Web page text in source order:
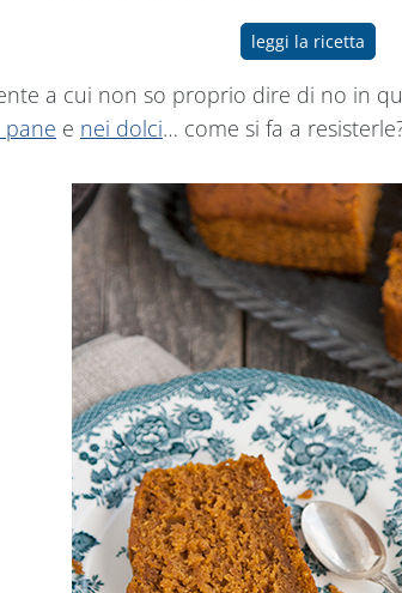
leggi la ricetta
a cui non so proprio dire di no in
pane e nei dolci… come si fa a